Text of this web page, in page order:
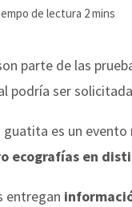
parte de las
podría ser
guatita es un
ecografías en
entregan